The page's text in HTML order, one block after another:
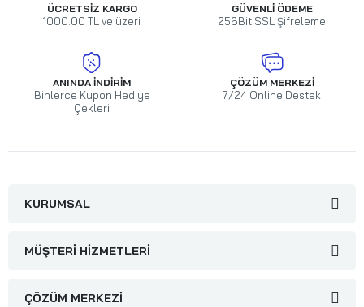
ÜCRETSIZ KARGO
1000.00 TL ve üzeri
GÜVENLI ÖDEME
256Bit SSL Şifreleme
ANINDA İNDIRIM
Binlerce Kupon Hediye
Çekleri
ÇÖZÜM MERKEZI
7/24 Online Destek
KURUMSAL
MÜŞTERI HIZMETLERI
ÇÖZÜM MERKEZI